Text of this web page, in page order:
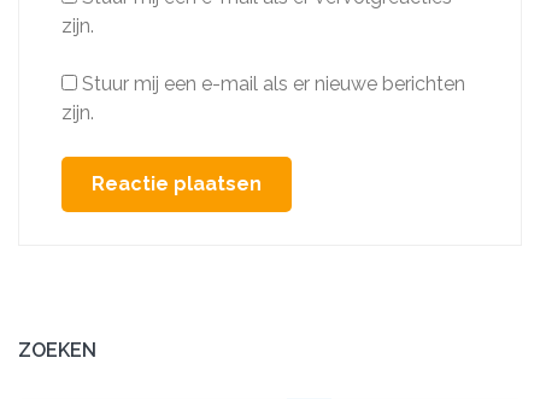
zijn.
Stuur mij een e-mail als er nieuwe berichten
zijn.
ZOEKEN